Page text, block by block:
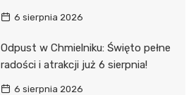
6 sierpnia 2026
Odpust w Chmielniku: Święto pełne
radości i atrakcji już 6 sierpnia!
6 sierpnia 2026